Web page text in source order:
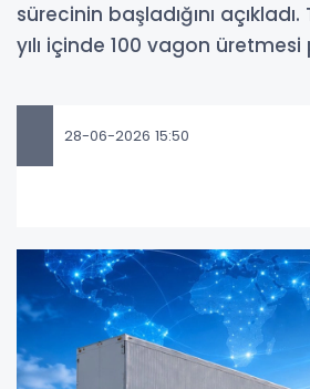
sürecinin başladığını açıkladı.
yılı içinde 100 vagon üretmesi
28-06-2026 15:50